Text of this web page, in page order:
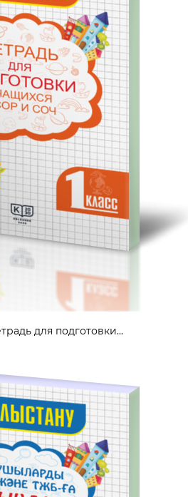
для подготовки...